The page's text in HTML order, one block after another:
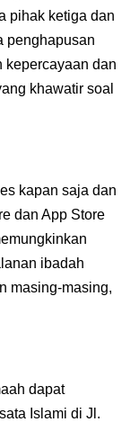
pihak ketiga dan
penghapusan
kepercayaan dan
khawatir soal
kapan saja dan
dan App Store
ibadah
masing-masing,
dapat
Islami di Jl.